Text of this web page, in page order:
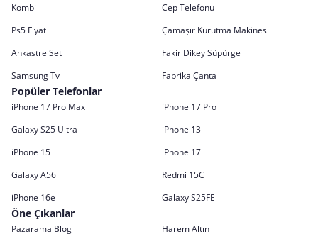
Kombi
Cep Telefonu
Ps5 Fiyat
Çamaşır Kurutma Makinesi
Ankastre Set
Fakir Dikey Süpürge
Samsung Tv
Fabrika Çanta
Popüler Telefonlar
iPhone 17 Pro Max
iPhone 17 Pro
Galaxy S25 Ultra
iPhone 13
iPhone 15
iPhone 17
Galaxy A56
Redmi 15C
iPhone 16e
Galaxy S25FE
Öne Çıkanlar
Pazarama Blog
Harem Altın